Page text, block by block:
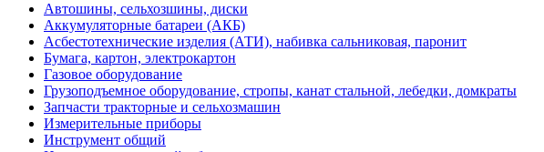
Автошины, сельхозшины, диски
Аккумуляторные батареи (АКБ)
Асбестотехнические изделия (АТИ), набивка сальниковая, паронит
Бумага, картон, электрокартон
Газовое оборудование
Грузоподъемное оборудование, стропы, канат стальной, лебедки, домкраты
Запчасти тракторные и сельхозмашин
Измерительные приборы
Инструмент общий